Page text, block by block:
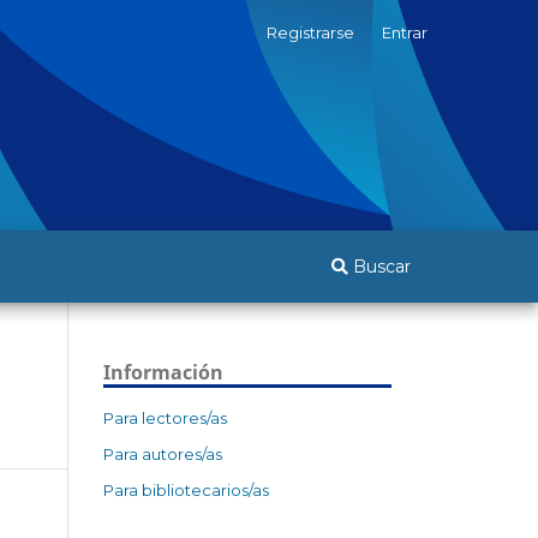
Buscar
Registrarse Entrar
Información
Para lectores/as
Para autores/as
Para bibliotecarios/as